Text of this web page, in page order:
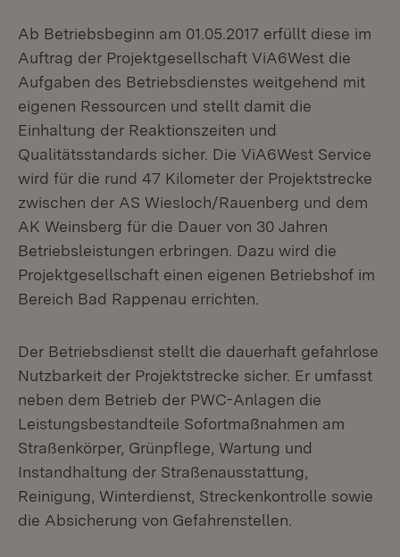
Ab Betriebsbeginn am 01.05.2017 erfüllt diese im
Auftrag der Projektgesellschaft ViA6West die
Aufgaben des Betriebsdienstes weitgehend mit
eigenen Ressourcen und stellt damit die
Einhaltung der Reaktionszeiten und
Qualitätsstandards sicher. Die ViA6West Service
wird für die rund 47 Kilometer der Projektstrecke
zwischen der AS Wiesloch/Rauenberg und dem
AK Weinsberg für die Dauer von 30 Jahren
Betriebsleistungen erbringen. Dazu wird die
Projektgesellschaft einen eigenen Betriebshof im
Bereich Bad Rappenau errichten.
Der Betriebsdienst stellt die dauerhaft gefahrlose
Nutzbarkeit der Projektstrecke sicher. Er umfasst
neben dem Betrieb der PWC-Anlagen die
Leistungsbestandteile Sofortmaßnahmen am
Straßenkörper, Grünpflege, Wartung und
Instandhaltung der Straßenausstattung,
Reinigung, Winterdienst, Streckenkontrolle sowie
die Absicherung von Gefahrenstellen.